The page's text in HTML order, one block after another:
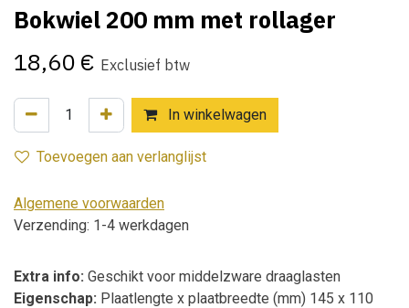
Bokwiel 200 mm met rollager
18,60 € Exclusief btw
In winkelwagen
Toevoegen aan verlanglijst
Algemene voorwaarden
Verzending: 1-4 werkdagen
Extra info: Geschikt voor middelzware draaglasten
Eigenschap: Plaatlengte x plaatbreedte (mm) 145 x 110